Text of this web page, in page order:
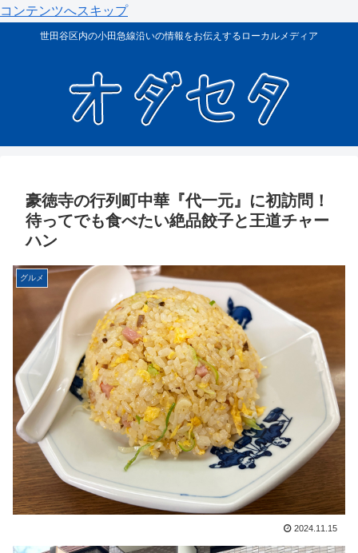
コンテンツへスキップ
世田谷区内の小田急線沿いの情報をお伝えするローカルメディア
豪徳寺の行列町中華『代一元』に初訪問！
待ってでも食べたい絶品餃子と王道チャー
ハン
グルメ
2024.11.15